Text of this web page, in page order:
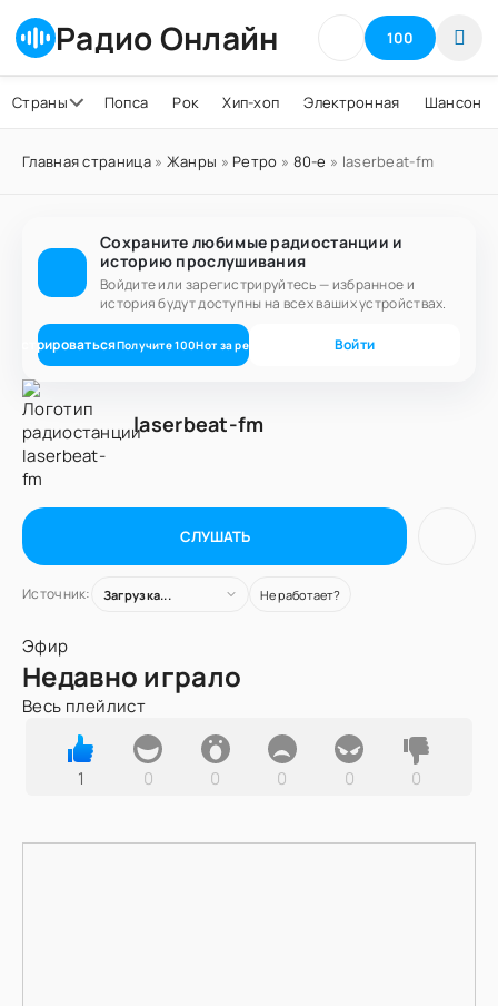
Радио Онлайн 100
Страны Попса Рок Хип-хоп Электронная Шансон
Главная страница» Жанры » Ретро » 80-е » laserbeat-fm
Сохраните любимые радиостанции и
историю прослушивания
Войдите или зарегистрируйтесь — избранное и
история будут доступны на всех ваших устройствах.
Получите100Нот за регистрацию Войти
laserbeat-fm
СЛУШАТЬ
Источник: Загрузка... Не работает?
Эфир
Недавно играло
Весь плейлист
1 0 0 0 0 0